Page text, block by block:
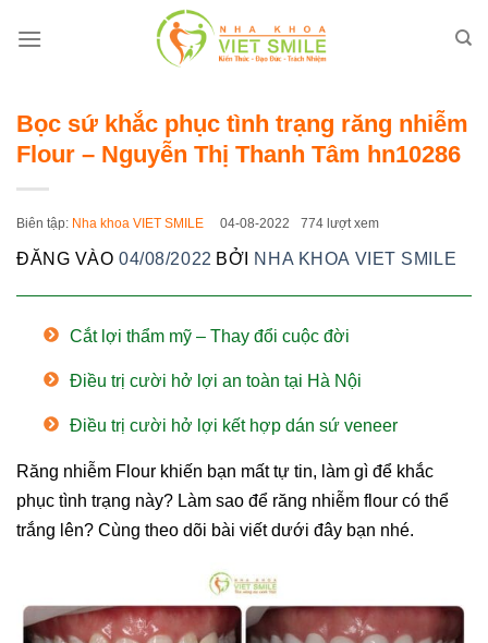
qua
Bọc sứ khắc phục tình trạng răng nhiễm
Flour – Nguyễn Thị Thanh Tâm hn10286
Biên tập: Nha khoa VIET SMILE 04-08-2022 774 lượt xem
ĐĂNG VÀO04/08/2022 BỞI NHA KHOA VIET SMILE
Cắt lợi thẩm mỹ – Thay đổi cuộc đời
Điều trị cười hở lợi an toàn tại Hà Nội
Điều trị cười hở lợi kết hợp dán sứ veneer
Răng nhiễm Flour khiến bạn mất tự tin, làm gì để khắc
phục tình trạng này? Làm sao để răng nhiễm flour có thể
trắng lên? Cùng theo dõi bài viết dưới đây bạn nhé.